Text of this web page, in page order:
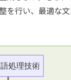
を行い、最適な
処理技術